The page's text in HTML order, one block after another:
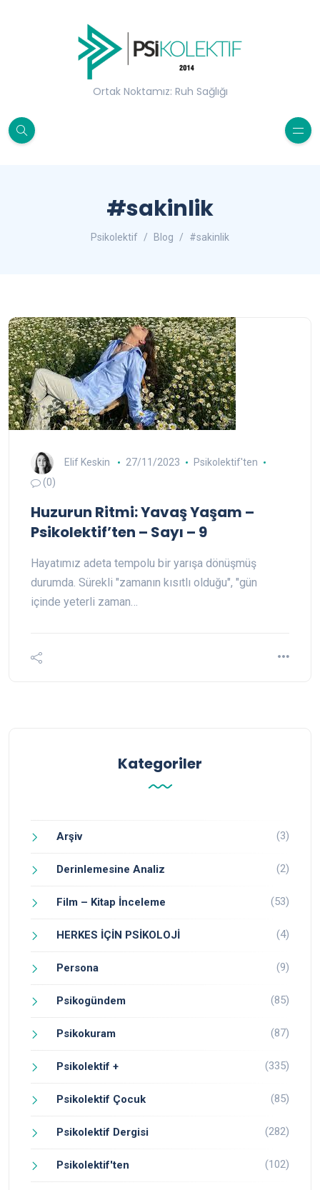
Ortak Noktamız: Ruh Sağlığı
#sakinlik
Psikolektif Blog #sakinlik
Elif Keskin 27/11/2023
Psikolektif'ten
(0)
Huzurun Ritmi: Yavaş Yaşam –
Psikolektif’ten – Sayı – 9
Hayatımız adeta tempolu bir yarışa dönüşmüş
durumda. Sürekli "zamanın kısıtlı olduğu", "gün
içinde yeterli zaman…
Kategoriler
Arşiv (3)
Derinlemesine Analiz (2)
Film – Kitap İnceleme (53)
HERKES İÇİN PSİKOLOJİ (4)
Persona (9)
Psikogündem (85)
Psikokuram (87)
Psikolektif + (335)
Psikolektif Çocuk (85)
Psikolektif Dergisi (282)
Psikolektif'ten (102)